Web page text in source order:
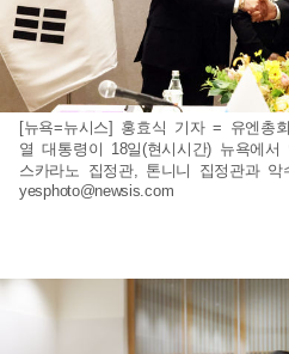
[뉴욕=뉴시스] 홍효식 기자 = 유엔총
열 대통령이 18일(현시시간) 뉴욕에
스카라노 집정관, 톤니니 집정관과 악
yesphoto@newsis.com